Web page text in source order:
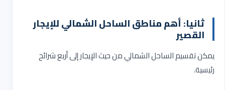
ثانيا: أهم مناطق الساحل الشمالي للإيجار
القصير
يمكن تقسيم الساحل الشمالي من حيث الإيجار إلى أربع شرائح
رئيسية.